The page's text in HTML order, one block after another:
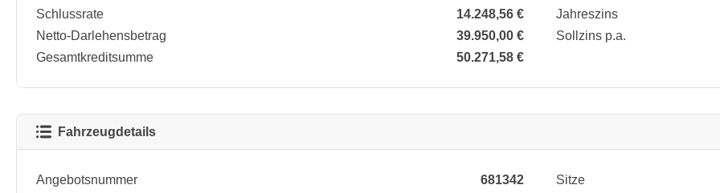
Schlussrate
14.248,56 €
Jahreszins
Netto-Darlehensbetrag
39.950,00 €
Sollzins p.a.
Gesamtkreditsumme
50.271,58 €
Fahrzeugdetails
Angebotsnummer
681342
Sitze